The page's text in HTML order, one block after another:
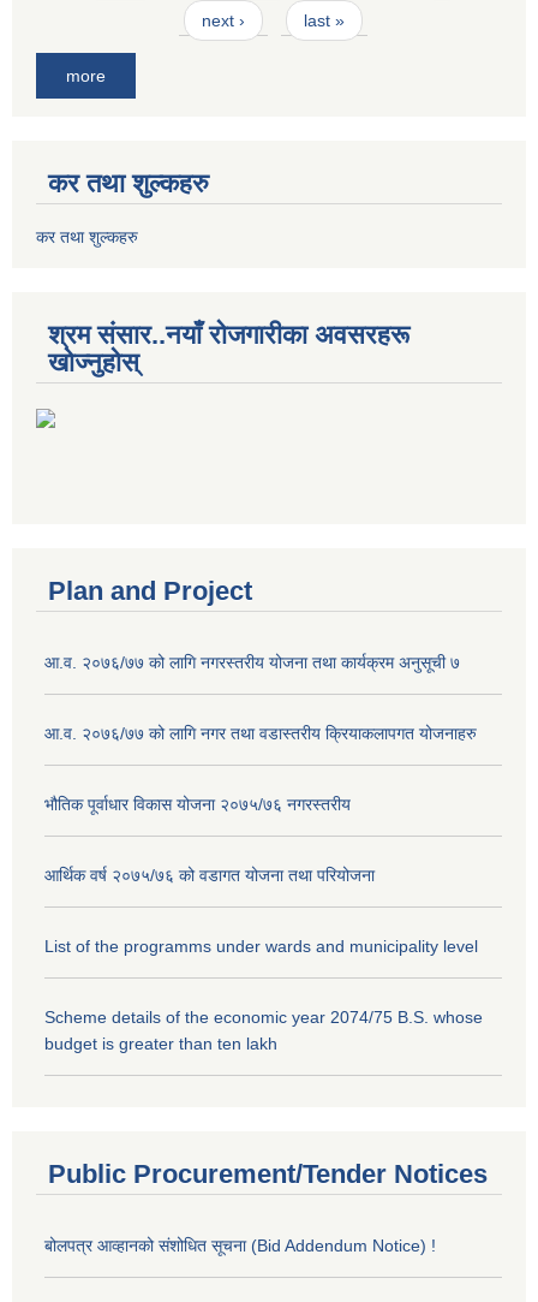
next › last »
more
कर तथा शुल्कहरु
कर तथा शुल्कहरु
श्रम संसार..नयाँ रोजगारीका अवसरहरू
खोज्नुहोस्
Plan and Project
आ.व. २०७६/७७ को लागि नगरस्तरीय योजना तथा कार्यक्रम अनुसूची ७
आ.व. २०७६/७७ को लागि नगर तथा वडास्तरीय क्रियाकलापगत योजनाहरु
भौतिक पूर्वाधार विकास योजना २०७५/७६ नगरस्तरीय
आर्थिक वर्ष २०७५/७६ को वडागत योजना तथा परियोजना
List of the programms under wards and municipality level
Scheme details of the economic year 2074/75 B.S. whose
budget is greater than ten lakh
Public Procurement/Tender Notices
बोलपत्र आव्हानको संशोधित सूचना (Bid Addendum Notice) !